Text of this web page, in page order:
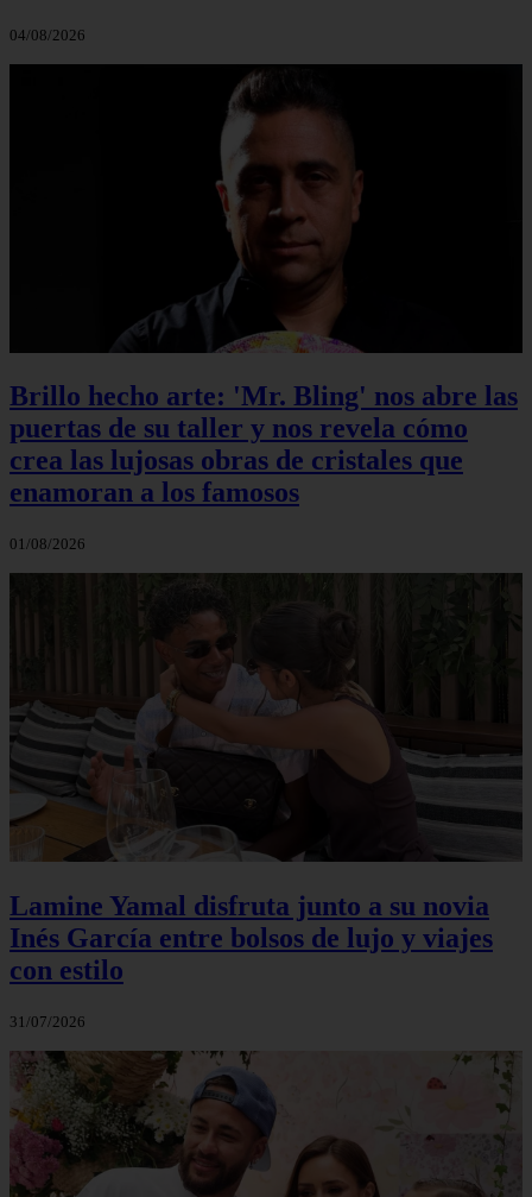
04/08/2026
Brillo hecho arte: 'Mr. Bling' nos abre las
puertas de su taller y nos revela cómo
crea las lujosas obras de cristales que
enamoran a los famosos
01/08/2026
Lamine Yamal disfruta junto a su novia
Inés García entre bolsos de lujo y viajes
con estilo
31/07/2026